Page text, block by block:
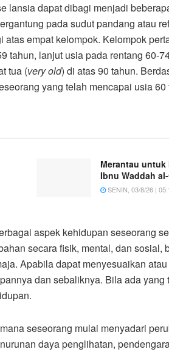
lansia dapat dibagi menjadi
pada sudut pandang atau
empat kelompok. Kelompok
tahun, lanjut usia pada rentang 60-
tua (very old) di atas 90 tahun.
yang telah mencapai usia
Merantau untuk
Ibnu Waddah
SENIN, 03/8/26 |
aspek kehidupan seseorang
secara fisik, mental, dan sosial,
Apabila dapat menyesuaikan
dan sebaliknya. Bila ada yang
seseorang mulai menyadari
daya penglihatan,